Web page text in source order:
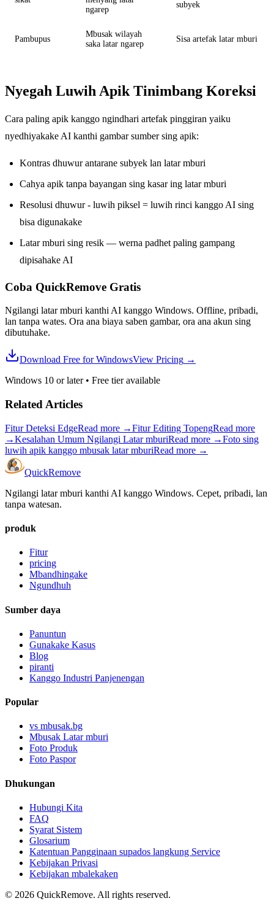
ngarep
subyek
Pambupus
Mbusak wilayah
saka latar ngarep
Sisa artefak latar mburi
Nyegah Luwih Apik Tinimbang Koreksi
Cara paling apik kanggo ngindhari artefak pinggiran yaiku
nyedhiyakake AI kanthi gambar sumber sing apik:
Kontras dhuwur antarane subyek lan latar mburi
Cahya apik tanpa bayangan sing kasar ing latar mburi
Resolusi dhuwur - luwih piksel = luwih rinci kanggo AI sing
bisa digunakake
Latar mburi sing resik — werna padhet paling gampang
dipisahake AI
Coba QuickRemove Gratis
Ngilangi latar mburi kanthi AI kanggo Windows. Offline, pribadi,
lan tanpa wates. Ora ana biaya saben gambar, ora ana akun sing
dibutuhake.
Download Free for WindowsView Pricing →
Windows 10 or later• Free tier available
Related Articles
Fitur Deteksi EdgeRead more →Fitur Editing TopengRead more
→Kesalahan Umum Ngilangi Latar mburiRead more →Foto sing
luwih apik kanggo mbusak latar mburiRead more →
QuickRemove
Ngilangi latar mburi kanthi AI kanggo Windows. Cepet, pribadi, lan
tanpa watesan.
produk
Fitur
pricing
Mbandhingake
Ngundhuh
Sumber daya
Panuntun
Gunakake Kasus
Blog
piranti
Kanggo Industri Panjenengan
Popular
vs mbusak.bg
Mbusak Latar mburi
Foto Produk
Foto Paspor
Dhukungan
Hubungi Kita
FAQ
Syarat Sistem
Glosarium
Katentuan Pangginaan supados langkung Service
Kebijakan Privasi
Kebijakan mbalekaken
© 2026 QuickRemove. All rights reserved.